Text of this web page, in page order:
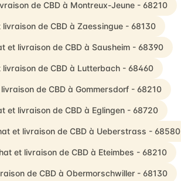
de CBD à Montreux-Jeune - 68210
livraison de CBD à Zaessingue - 68130
et livraison de CBD à Sausheim - 68390
livraison de CBD à Lutterbach - 68460
de CBD à Gommersdorf - 68210
et livraison de CBD à Eglingen - 68720
et livraison de CBD à Ueberstrass - 68580
et livraison de CBD à Eteimbes - 68210
de CBD à Obermorschwiller - 68130